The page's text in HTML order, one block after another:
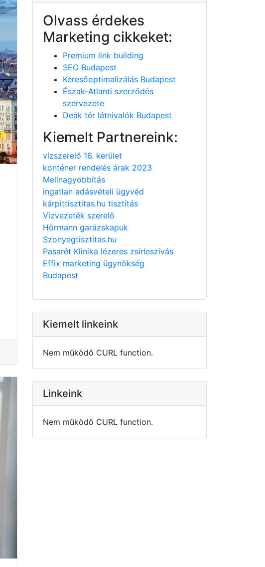
Olvass érdekes
Marketing cikkeket:
Premium link building
SEO Budapest
Keresőoptimalizálás Budapest
Észak-Atlanti szerződés
szervezete
Deák tér látnivalók Budapest
Kiemelt Partnereink:
vízszerelő 16. kerület
konténer rendelés árak 2023
Mellnagyobbítás
ingatlan adásvételi ügyvéd
kárpittisztitas.hu tisztítás
Vízvezeték szerelő
Hörmann garázskapuk
Szonyegtisztitas.hu
Pasarét Klinika lézeres zsírleszívás
Effix marketing ügynökség
Budapest
Kiemelt linkeink
Nem működő CURL function.
Linkeink
Nem működő CURL function.